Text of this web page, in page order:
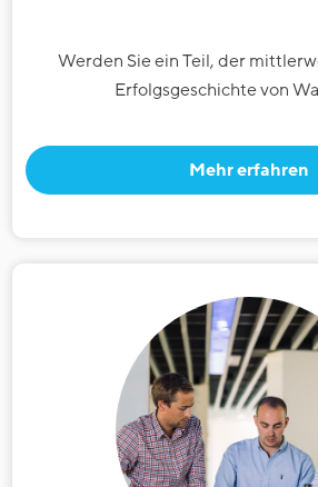
Werden Sie ein Teil, der
Erfolgsgeschichte von
Mehr erfahren